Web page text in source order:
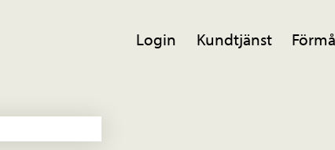
Login Kundtjänst